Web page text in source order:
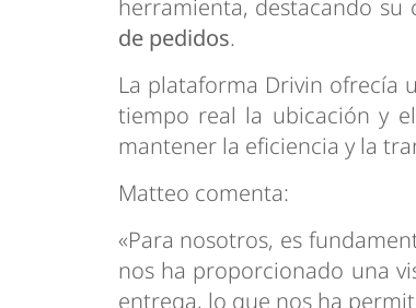
herramienta, destacando
de pedidos.
La plataforma Drivin ofrecía
tiempo real la ubicación y
mantener la eficiencia y la
Matteo comenta:
«Para nosotros, es
nos ha proporcionado una
entrega, lo que nos ha